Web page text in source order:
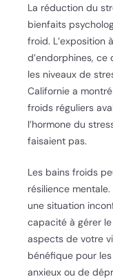
La réduction du
bienfaits
froid. L’exposition
d’endorphines, ce
les niveaux de
Californie a
froids réguliers
l’hormone du
faisaient pas.
Les bains froids
résilience
une situation
capacité à gérer le
aspects de votre
bénéfique pour
anxieux ou de